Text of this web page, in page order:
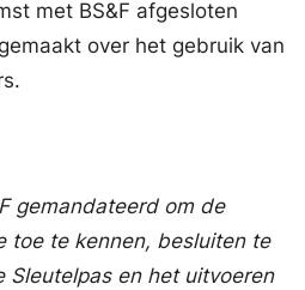
met BS&F afgesloten
over het gebruik van
gemandateerd om de
toe te kennen, besluiten te
Sleutelpas en het uitvoeren